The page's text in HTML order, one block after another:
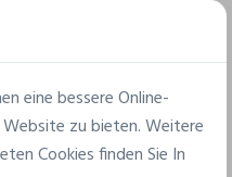
eine bessere Online-
zu bieten. Weitere
Cookies finden Sie In